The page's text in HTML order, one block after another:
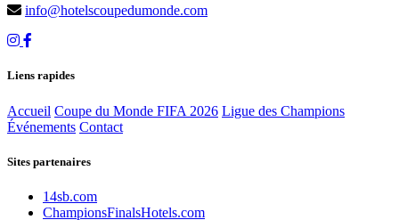
info@hotelscoupedumonde.com
Liens rapides
Accueil Coupe du Monde FIFA 2026 Ligue des Champions
Événements Contact
Sites partenaires
14sb.com
ChampionsFinalsHotels.com